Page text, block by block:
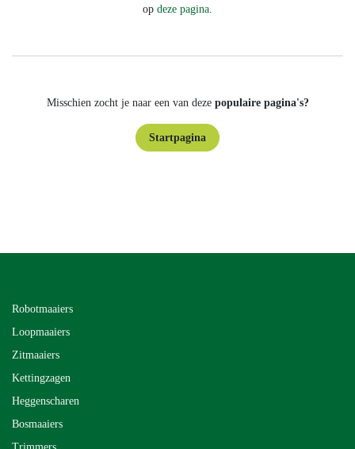
dan een bericht opdeze pagina
Misschien zocht je naar een van dezepopulaire pagina's?
Startpagina
Robotmaaiers
Loopmaaiers
Zitmaaiers
Kettingzagen
Heggenscharen
Bosmaaiers